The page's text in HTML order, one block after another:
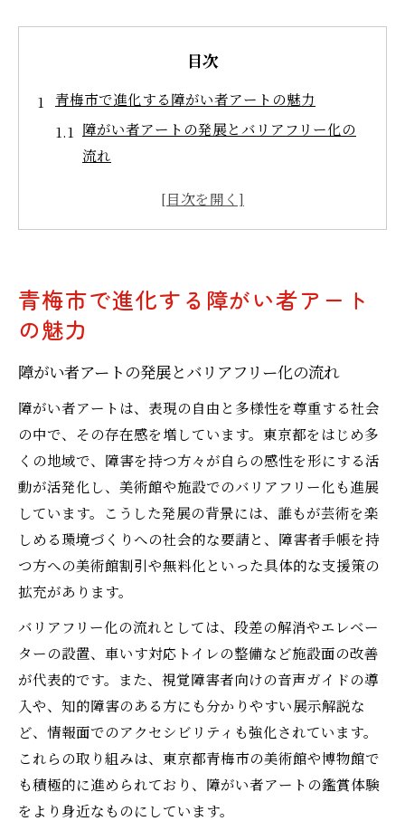
目次
青梅市で進化する障がい者アートの魅力
障がい者アートの発展とバリアフリー化の
流れ
障がい者アートで広がる地域交流の魅力
青梅市のバリアフリー観光とアートの関係
障がい者アートを楽しむバリアフリー体験術
障がい者アート鑑賞に役立つバリアフリー
設備解説
車椅子利用者に配慮したアート鑑賞のコツ
とは
障害者手帳で美術館・博物館を快適に楽し
む方法
東京都バリアフリー施設で安心して楽しむ
ために
多様性を支える青梅市のアート環境とは
障がい者アートを支援する青梅市の取り組
み紹介
知的障害や視覚障害にも優しいアート空間
の工夫
青梅市で進化する障がい者アート
の魅力
障がい者アートの発展とバリアフリー化の流れ
障がい者アートは、表現の自由と多様性を尊重する社会
の中で、その存在感を増しています。東京都をはじめ多
くの地域で、障害を持つ方々が自らの感性を形にする活
動が活発化し、美術館や施設でのバリアフリー化も進展
しています。こうした発展の背景には、誰もが芸術を楽
しめる環境づくりへの社会的な要請と、障害者手帳を持
つ方への美術館割引や無料化といった具体的な支援策の
拡充があります。
バリアフリー化の流れとしては、段差の解消やエレベー
ターの設置、車いす対応トイレの整備など施設面の改善
が代表的です。また、視覚障害者向けの音声ガイドの導
入や、知的障害のある方にも分かりやすい展示解説な
ど、情報面でのアクセシビリティも強化されています。
これらの取り組みは、東京都青梅市の美術館や博物館で
も積極的に進められており、障がい者アートの鑑賞体験
をより身近なものにしています。